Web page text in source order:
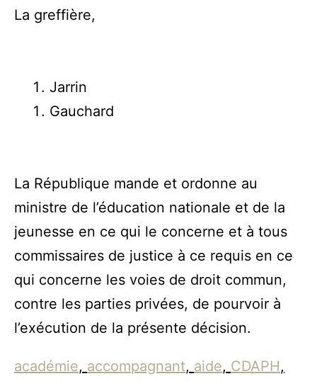
La greffière,
Jarrin
Gauchard
La République mande et ordonne au
ministre de l’éducation nationale et de la
jeunesse en ce qui le concerne et à tous
commissaires de justice à ce requis en ce
qui concerne les voies de droit commun,
contre les parties privées, de pourvoir à
l’exécution de la présente décision.
académie, accompagnant, aide, CDAPH,